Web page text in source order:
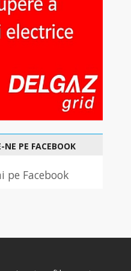
NE PE FACEBOOK
pe Facebook